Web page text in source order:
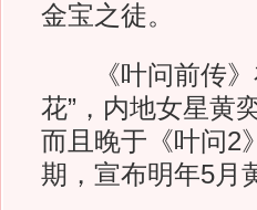
金宝之徒。
《叶问前传》
花”，内地女星黄
而且晚于《叶问2
期，宣布明年5月